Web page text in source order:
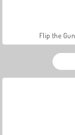
Flip the Gun